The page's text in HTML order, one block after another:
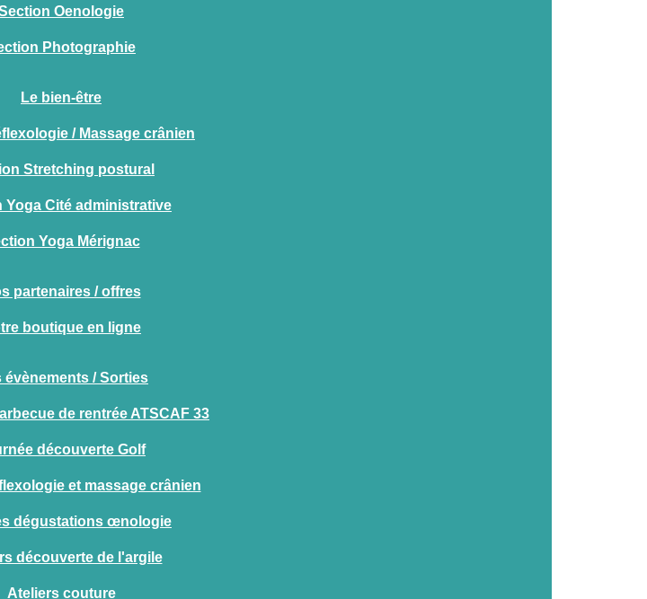
Oenologie
Photographie
Le bien-être
/ Massage crânien
Stretching postural
Yoga Cité administrative
Yoga Mérignac
partenaires / offres
boutique en ligne
évènements / Sorties
de rentrée ATSCAF 33
découverte Golf
et massage crânien
dégustations œnologie
découverte de l'argile
Ateliers couture